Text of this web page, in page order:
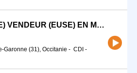
CORDEUR (EUSE) VENDEUR (EUSE) EN MAGASIN SPECIALISE (H/F)
Garonne (31), Occitanie - CDI -